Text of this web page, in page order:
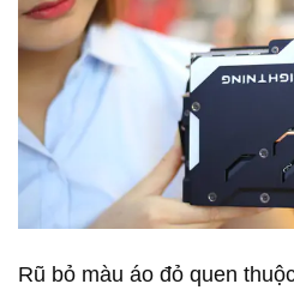
Rũ bỏ màu áo đỏ quen